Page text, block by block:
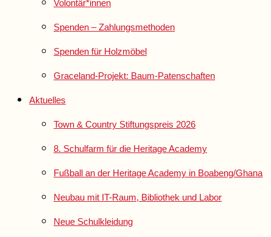
Volontär*innen
Spenden – Zahlungsmethoden
Spenden für Holzmöbel
Graceland-Projekt: Baum-Patenschaften
Aktuelles
Town & Country Stiftungspreis 2026
8. Schulfarm für die Heritage Academy
Fußball an der Heritage Academy in Boabeng/Ghana
Neubau mit IT-Raum, Bibliothek und Labor
Neue Schulkleidung